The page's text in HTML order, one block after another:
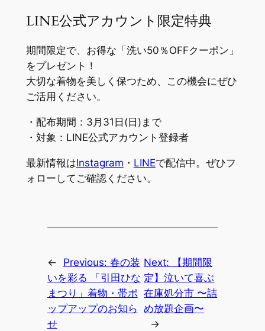
LINE公式アカウント限定特典
期間限定で、お得な「洗い50％OFFクーポン」
をプレゼント！
大切な着物を美しく保つため、この機会にぜひ
ご活用ください。
・配布期間：3月31日(日)まで
・対象：LINE公式アカウント登録者
最新情報はInstagram ・ LINEで配信中。ぜひフ
ォローしてご確認ください。
← Previous: 春の装
いを彩る 「引田ひな
まつり」着物・帯ポ
ップアップのお知ら
せ
Next:
【期間限
定】泣いて喜ぶ
在庫処分市 〜詰
め放題企画〜
→